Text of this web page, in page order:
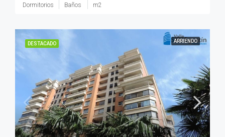
Dormitorios Baños m2
DESTACADO ARRIENDO